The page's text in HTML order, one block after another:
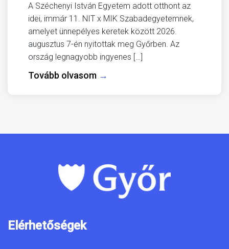
A Széchenyi István Egyetem adott otthont az
idei, immár 11. NIT x MIK Szabadegyetemnek,
amelyet ünnepélyes keretek között 2026.
augusztus 7-én nyitottak meg Győrben. Az
ország legnagyobb ingyenes […]
Tovább olvasom →
Elérhetőségek